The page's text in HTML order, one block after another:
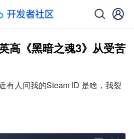
高《黑暗之魂3》从受苦
有人问我的Steam ID 是啥，我裂